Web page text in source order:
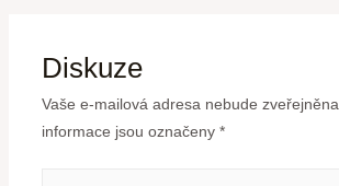
Diskuze
Vaše e-mailová adresa nebude zveřejněna.
informace jsou označeny *